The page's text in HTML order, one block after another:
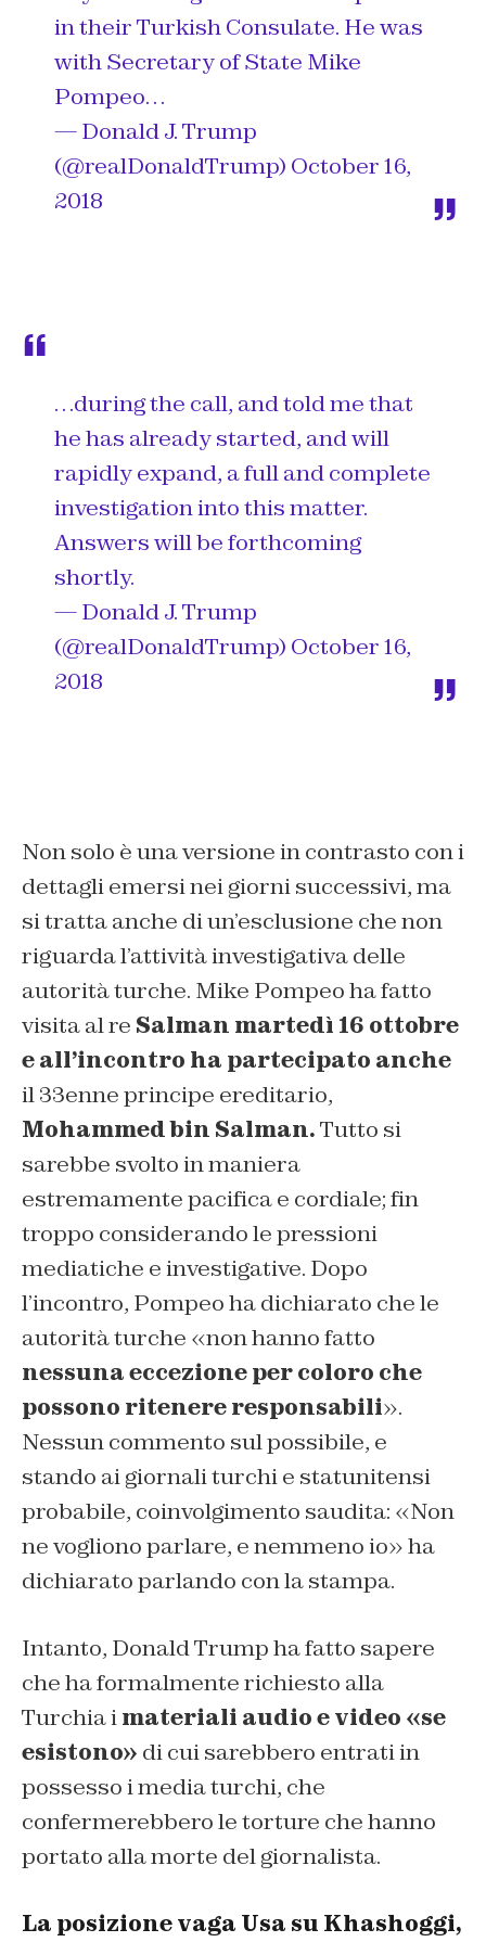
in their Turkish Consulate. He was
with Secretary of State Mike
Pompeo…
— Donald J. Trump
(@realDonaldTrump) October 16,
2018
…during the call, and told me that
he has already started, and will
rapidly expand, a full and complete
investigation into this matter.
Answers will be forthcoming
shortly.
— Donald J. Trump
(@realDonaldTrump) October 16,
2018
Non solo è una versione in contrasto con i
dettagli emersi nei giorni successivi, ma
si tratta anche di un’esclusione che non
riguarda l’attività investigativa delle
autorità turche. Mike Pompeo ha fatto
visita al re Salman martedì 16 ottobre
e all’incontro ha partecipato anche
il 33enne principe ereditario,
Mohammed bin Salman.Tutto si
sarebbe svolto in maniera
estremamente pacifica e cordiale; fin
troppo considerando le pressioni
mediatiche e investigative. Dopo
l’incontro, Pompeo ha dichiarato che le
autorità turche «non hanno fatto
nessuna eccezione per coloro che
possono ritenere responsabili».
Nessun commento sul possibile, e
stando ai giornali turchi e statunitensi
probabile, coinvolgimento saudita: «Non
ne vogliono parlare, e nemmeno io» ha
dichiarato parlando con la stampa.
Intanto, Donald Trump ha fatto sapere
che ha formalmente richiesto alla
Turchia imateriali audio e video «se
esistono» di cui sarebbero entrati in
possesso i media turchi, che
confermerebbero le torture che hanno
portato alla morte del giornalista.
La posizione vaga Usa su Khashoggi,